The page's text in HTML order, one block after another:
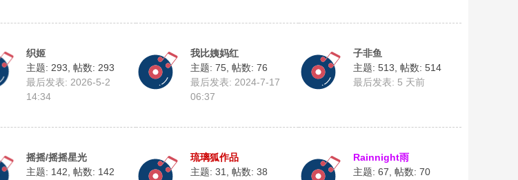
织姬
主题: 293 帖数: 293
最后发表: 2026-5-2
14:34
我比姨妈红
主题: 75 帖数: 76
最后发表: 2024-7-17
06:37
子非鱼
主题: 513 帖数: 514
最后发表: 5 天前
摇摇/摇摇星光
主题: 142 帖数: 142
琉璃狐作品
主题: 31
帖数: 38
Rainnight雨
主题: 67 帖数: 70